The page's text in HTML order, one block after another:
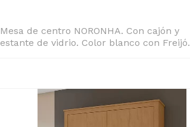
Mesa de centro NORONHA. Con cajón y
estante de vidrio. Color blanco con Freijó.